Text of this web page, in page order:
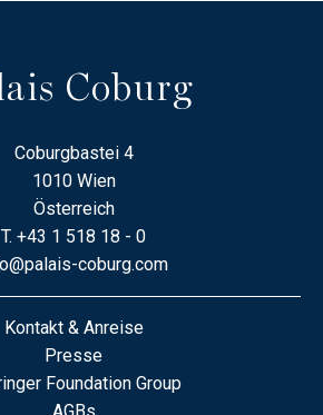
Coburg
Coburgbastei 4
1010 Wien
Österreich
T. +43 1 518 18 - 0
coburg.com
Kontakt & Anreise
Presse
Foundation Group